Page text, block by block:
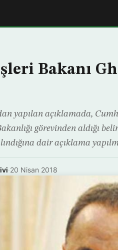
Bakanı
yapılan açıklamada,
görevinden aldığı
dair açıklama
·20 Nisan 2018